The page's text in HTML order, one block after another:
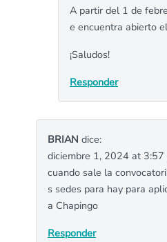
A partir del 1 de
e encuentra abierto
¡Saludos!
Responder
BRIAN dice:
diciembre 1, 2024 at 3:57
cuando sale la
s sedes para hay para
a Chapingo
Responder